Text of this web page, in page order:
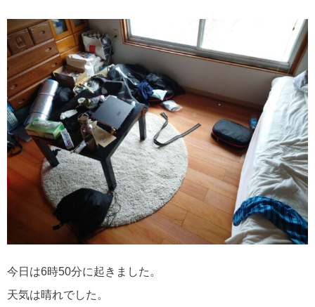
今日は6時50分に起きました。
天気は晴れでした。